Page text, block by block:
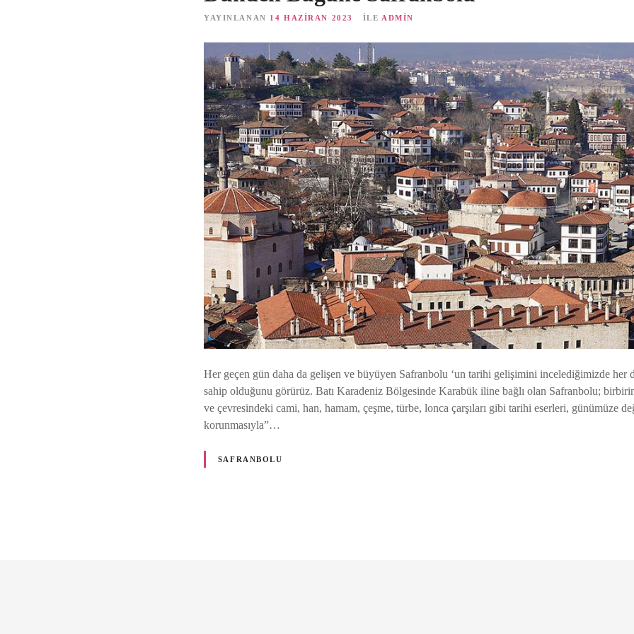
YAYINLANAN 14 HAZIRAN 2023 ILE ADMIN
Her geçen gün daha da gelişen ve büyüyen Safranbolu ‘un tarihi gelişimini incelediğimizde her
sahip olduğunu görürüz. Batı Karadeniz Bölgesinde Karabük iline bağlı olan Safranbolu;
ve çevresindeki cami, han, hamam, çeşme, türbe, lonca çarşıları gibi tarihi eserleri, günümüze
korunmasıyla”…
SAFRANBOLU